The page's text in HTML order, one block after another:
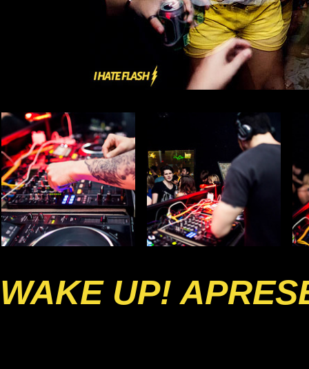
WAKE UP!